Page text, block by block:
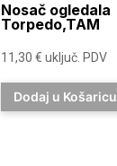
Nosač ogledala
Torpedo,TAM
11,30€ uključ. PDV
Dodaj u Košaricu